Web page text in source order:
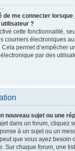
de me connecter
utilisateur ?
cette fonctionnalité,
courriers électroniques
permet d’empêcher
par des
nouveau sujet ou une
dans un forum, cliquez
à un sujet ou un
que vous ayez besoin
Sur chaque forum, une